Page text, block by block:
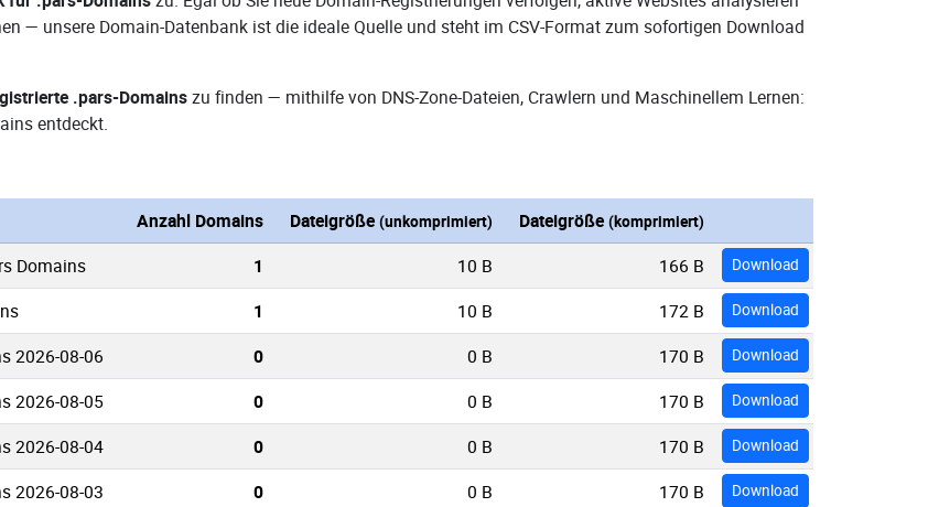
— unsere Domain-Datenbank ist die ideale Quelle und steht im CSV-Format zum sofortigen Download
.pars-Domainszu finden — mithilfe von DNS-Zone-Dateien, Crawlern und Maschinellem Lernen:
entdeckt.
Anzahl Domains Dateigröße (unkomprimiert) Dateigröße (komprimiert)
Domains 1 10 B 166 B Download
1 10 B 172 B Download
2026-08-06 0 0 B 170 B Download
2026-08-05 0 0 B 170 B Download
2026-08-04 0 0 B 170 B Download
2026-08-03 0 0 B 170 B Download